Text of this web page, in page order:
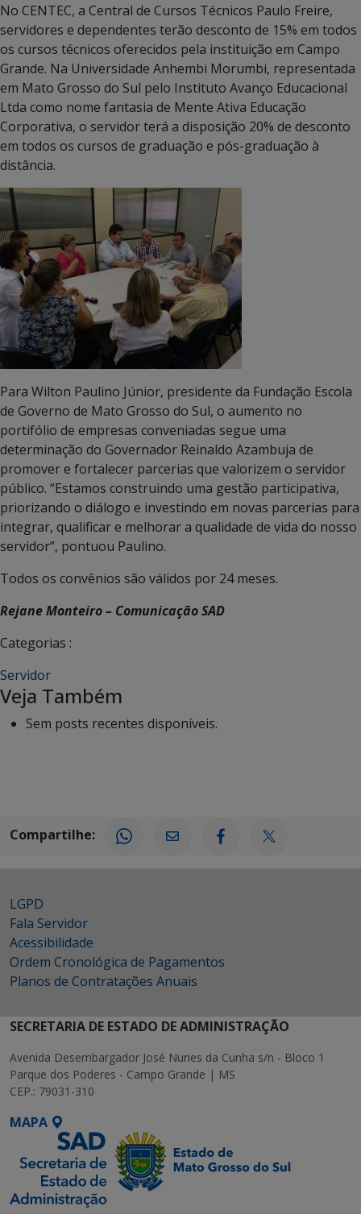
No CENTEC, a Central de Cursos Técnicos Paulo Freire,
servidores e dependentes terão desconto de 15% em todos
os cursos técnicos oferecidos pela instituição em Campo
Grande. Na Universidade Anhembi Morumbi, representada
em Mato Grosso do Sul pelo Instituto Avanço Educacional
Ltda como nome fantasia de Mente Ativa Educação
Corporativa, o servidor terá a disposição 20% de desconto
em todos os cursos de graduação e pós-graduação à
distância.
Para Wilton Paulino Júnior, presidente da Fundação Escola
de Governo de Mato Grosso do Sul, o aumento no
portifólio de empresas conveniadas segue uma
determinação do Governador Reinaldo Azambuja de
promover e fortalecer parcerias que valorizem o servidor
público. “Estamos construindo uma gestão participativa,
priorizando o diálogo e investindo em novas parcerias para
integrar, qualificar e melhorar a qualidade de vida do nosso
servidor”, pontuou Paulino.
Todos os convênios são válidos por 24 meses.
Rejane Monteiro – Comunicação SAD
Categorias :
Servidor
Veja Também
Sem posts recentes disponíveis.
Compartilhe:
LGPD
Fala Servidor
Acessibilidade
Ordem Cronológica de Pagamentos
Planos de Contratações Anuais
SECRETARIA DE ESTADO DE ADMINISTRAÇÃO
Avenida Desembargador José Nunes da Cunha s/n - Bloco 1
Parque dos Poderes - Campo Grande | MS
CEP.: 79031-310
MAPA